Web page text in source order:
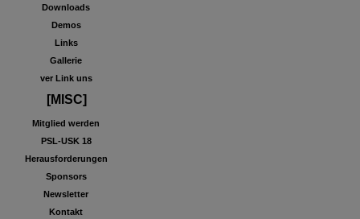
Downloads
Demos
Links
Gallerie
ver Link uns
[MISC]
Mitglied werden
PSL-USK 18
Herausforderungen
Sponsors
Newsletter
Kontakt